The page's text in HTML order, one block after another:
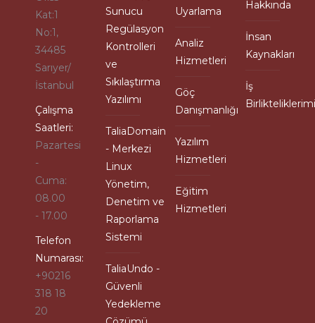
Kat:1
No:1,
34485
Sarıyer/
İstanbul
Çalışma
Saatleri:
Pazartesi
-
Cuma:
08.00
- 17.00
Telefon
Numarası:
+90216
318 18
20
Sunucu
Regülasyon
Kontrolleri
ve
Sıkılaştırma
Yazılımı
TaliaDomain
- Merkezi
Linux
Yönetim,
Denetim ve
Raporlama
Sistemi
TaliaUndo -
Güvenli
Yedekleme
Uyarlama
Analiz
Hizmetleri
Göç
Danışmanlığı
Yazılım
Hizmetleri
Eğitim
Hizmetleri
Hakkında
İnsan
Kaynakları
İş